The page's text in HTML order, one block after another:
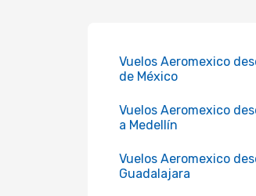
Vuelos Aeromexico
de México
Vuelos Aeromexico
a Medellín
Vuelos Aeromexico
Guadalajara